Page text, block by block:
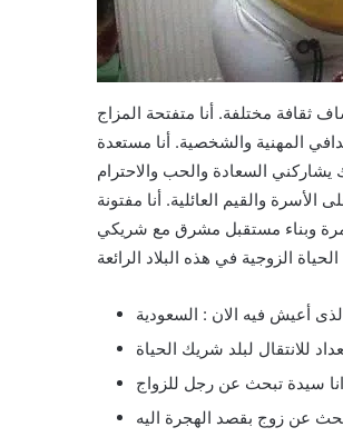
ثقافة مختلفة. أنا متفتحة المزاج
المهنية والشخصية. أنا مستعدة
السعادة والحب والاحترام
والقيم العائلية. أنا مفتونة
وبناء مستقبل مشرق مع شريكي
الذى أعيش فيه الان : السعودية
للانتقال لبلد شريك الحياة
سيدة تبحث عن رجل للزواج
عن زوج بقصد الهجرة اليه